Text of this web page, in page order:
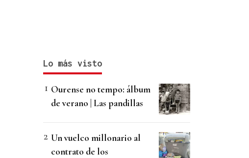
Lo más visto
Ourense no tempo: álbum
de verano | Las pandillas
Un vuelco millonario al
contrato de los